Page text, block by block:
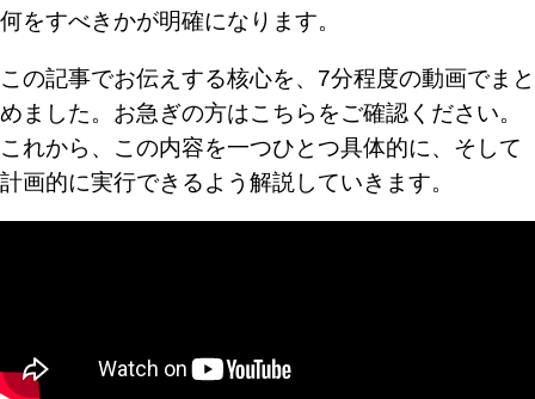
何をすべきかが明確になります。
この記事でお伝えする核心を、7分程度の動画でまと
めました。お急ぎの方はこちらをご確認ください。
これから、この内容を一つひとつ具体的に、そして
計画的に実行できるよう解説していきます。